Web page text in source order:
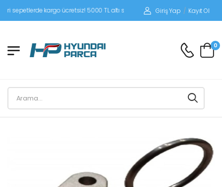
kargo ücretsiz! 5000 TL altı siparişlerinizde siparişleriniz alıcı
Giriş Yap / Kayıt Ol
0